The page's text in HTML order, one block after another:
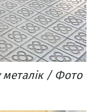
металік / Фото